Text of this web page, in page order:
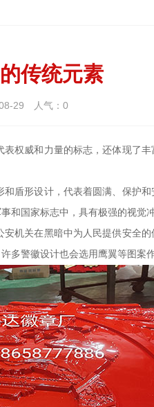
传统元素
29 人气： 0
权威和力量的标志，还体现了
盾形设计，代表着圆满、保护
和国家标志中，具有极强的视觉
机关在黑暗中为人民提供安全
警徽设计也会选用鹰翼等图案